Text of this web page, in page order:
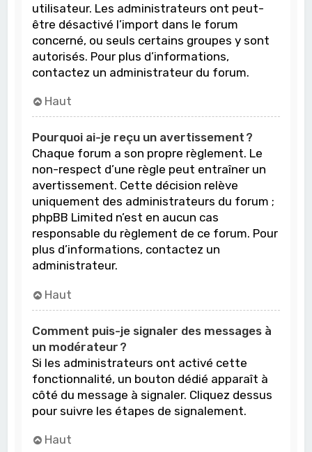
utilisateur. Les administrateurs ont peut-
être désactivé l’import dans le forum
concerné, ou seuls certains groupes y sont
autorisés. Pour plus d’informations,
contactez un administrateur du forum.
Haut
Pourquoi ai-je reçu un avertissement ?
Chaque forum a son propre règlement. Le
non-respect d’une règle peut entraîner un
avertissement. Cette décision relève
uniquement des administrateurs du forum ;
phpBB Limited n’est en aucun cas
responsable du règlement de ce forum. Pour
plus d’informations, contactez un
administrateur.
Haut
Comment puis-je signaler des messages à
un modérateur ?
Si les administrateurs ont activé cette
fonctionnalité, un bouton dédié apparaît à
côté du message à signaler. Cliquez dessus
pour suivre les étapes de signalement.
Haut